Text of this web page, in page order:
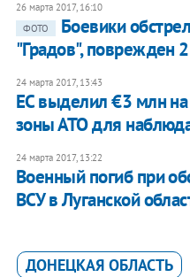
26 марта 2017, 16:10
ФОТО
Боевики
"Градов", поврежден
24 марта 2017, 13:43
ЕС выделил €3 млн
зоны АТО для
24 марта 2017, 13:22
Военный погиб при
ВСУ в Луганской
ДОНЕЦКАЯ ОБЛАСТЬ